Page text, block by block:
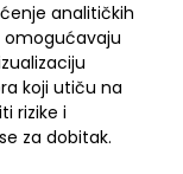
analitičkih
omogućavaju
koji utiču na
rizike i
za dobitak.